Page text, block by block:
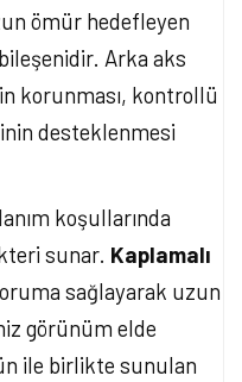
ömür hedefleyen
Arka aks
korunması, kontrollü
desteklenmesi
koşullarında
sunar. Kaplamalı
sağlayarak uzun
görünüm elde
ile birlikte sunulan